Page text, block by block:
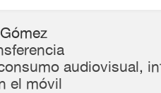
audiovisual,
el móvil